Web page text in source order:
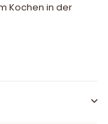
Kochen in der